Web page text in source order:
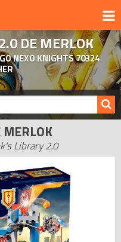
DE FANS
LEGO
CHERS
AJOUTÉS
DE MERLOK
NEXO KNIGHTS 70324
Library 2.0